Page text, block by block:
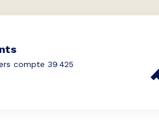
compte 39 425